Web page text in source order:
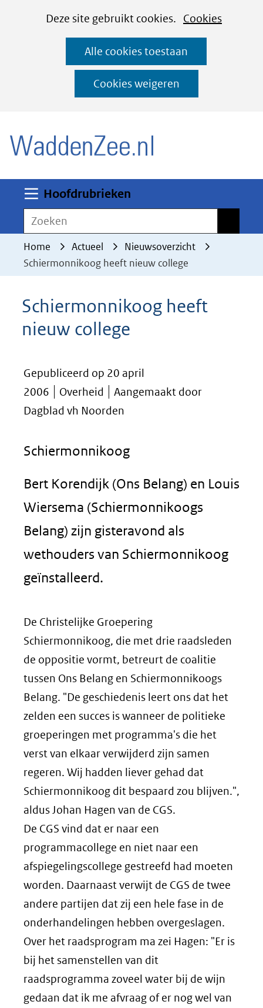
CookiesDeze site gebruikt cookies. Cookies
deze
worden
toegestaan
geweigerd.
Alle cookies toestaan
Cookies weigeren
Ga
naar
de
inhoud
Hoofdrubrieken
Zoeken
Home Actueel
Nieuwsoverzicht
Schiermonnikoog heeft nieuw college
Schiermonnikoog heeft
nieuw college
Gepubliceerd op 20 april
2006
Overheid
Aangemaakt door
Dagblad vh Noorden
Schiermonnikoog
Bert Korendijk (Ons Belang) en Louis
Wiersema (Schiermonnikoogs
Belang) zijn gisteravond als
wethouders van Schiermonnikoog
geïnstalleerd.
De Christelijke Groepering
Schiermonnikoog, die met drie raadsleden
de oppositie vormt, betreurt de coalitie
tussen Ons Belang en Schiermonnikoogs
Belang. "De geschiedenis leert ons dat het
zelden een succes is wanneer de politieke
groeperingen met programma's die het
verst van elkaar verwijderd zijn samen
regeren. Wij hadden liever gehad dat
Schiermonnikoog dit bespaard zou blijven.",
aldus Johan Hagen van de CGS.
De CGS vind dat er naar een
programmacollege en niet naar een
afspiegelingscollege gestreefd had moeten
worden. Daarnaast verwijt de CGS de twee
andere partijen dat zij een hele fase in de
onderhandelingen hebben overgeslagen.
Over het raadsprogram ma zei Hagen: "Er is
bij het samenstellen van dit
raadsprogramma zoveel water bij de wijn
gedaan dat ik me afvraag of er nog wel van